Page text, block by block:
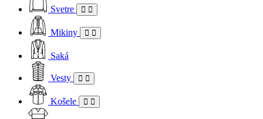
Svetre
Mikiny
Saká
Vesty
Košele